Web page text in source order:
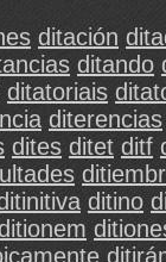
ditación
ditando
ditatoriais
diterencias
dites ditet ditf
ditino